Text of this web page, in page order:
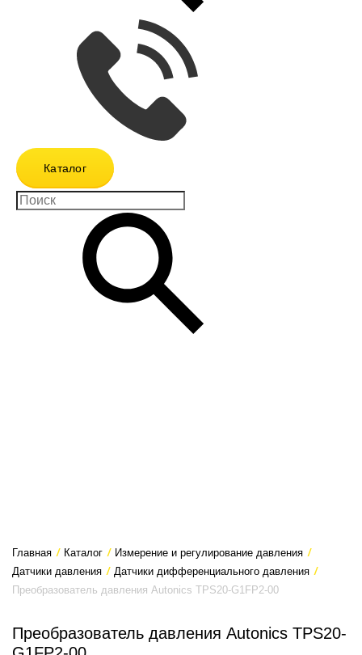
Каталог
Главная / Каталог / Измерение и регулирование давления /
Датчики давления / Датчики дифференциального давления /
Преобразователь давления Autonics TPS20-G1FP2-00
Преобразователь давления Autonics TPS20-